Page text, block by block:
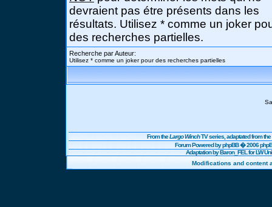
devraient pas étre présents dans les
résultats. Utilisez * comme un joker
des recherches partielles.
Recherche par Auteur:
Utilisez * comme un joker pour des recherches partielles
From theLargo WinchTV series, adaptated from
Forum Powered byphpBB� 2006
Adaptation by Baron_FEL for LW
Modifications and content